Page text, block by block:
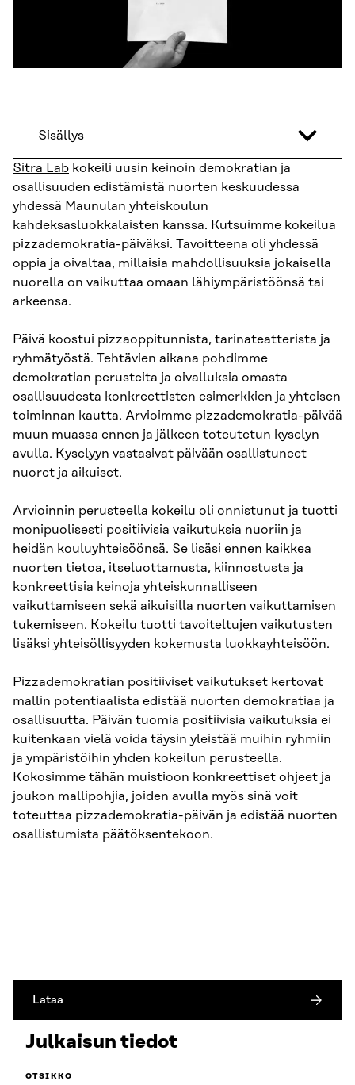
Sisällys
Sitra Lab kokeili uusin keinoin demokratian ja
osallisuuden edistämistä nuorten keskuudessa
yhdessä Maunulan yhteiskoulun
kahdeksasluokkalaisten kanssa. Kutsuimme kokeilua
pizzademokratia-päiväksi. Tavoitteena oli yhdessä
oppia ja oivaltaa, millaisia mahdollisuuksia jokaisella
nuorella on vaikuttaa omaan lähiympäristöönsä tai
arkeensa.
Päivä koostui pizzaoppitunnista, tarinateatterista ja
ryhmätyöstä. Tehtävien aikana pohdimme
demokratian perusteita ja oivalluksia omasta
osallisuudesta konkreettisten esimerkkien ja yhteisen
toiminnan kautta. Arvioimme pizzademokratia-päivää
muun muassa ennen ja jälkeen toteutetun kyselyn
avulla. Kyselyyn vastasivat päivään osallistuneet
nuoret ja aikuiset.
Arvioinnin perusteella kokeilu oli onnistunut ja tuotti
monipuolisesti positiivisia vaikutuksia nuoriin ja
heidän kouluyhteisöönsä. Se lisäsi ennen kaikkea
nuorten tietoa, itseluottamusta, kiinnostusta ja
konkreettisia keinoja yhteiskunnalliseen
vaikuttamiseen sekä aikuisilla nuorten vaikuttamisen
tukemiseen. Kokeilu tuotti tavoiteltujen vaikutusten
lisäksi yhteisöllisyyden kokemusta luokkayhteisöön.
Pizzademokratian positiiviset vaikutukset kertovat
mallin potentiaalista edistää nuorten demokratiaa ja
osallisuutta. Päivän tuomia positiivisia vaikutuksia ei
kuitenkaan vielä voida täysin yleistää muihin ryhmiin
ja ympäristöihin yhden kokeilun perusteella.
Kokosimme tähän muistioon konkreettiset ohjeet ja
joukon mallipohjia, joiden avulla myös sinä voit
toteuttaa pizzademokratia-päivän ja edistää nuorten
osallistumista päätöksentekoon.
Lataa
Julkaisun tiedot
OTSIKKO